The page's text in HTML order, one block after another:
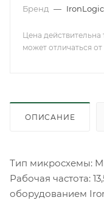
Бренд — IronLogic
Цена действительна
может отличаться
ОПИСАНИЕ
Тип микросхемы:
Рабочая частота:
оборудованием